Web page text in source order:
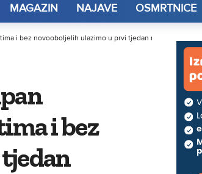
MAGAZIN NAJAVE OSMRTNICE
i bez novooboljelih ulazimo u prvi tjedan relaksacije mjera
i bez